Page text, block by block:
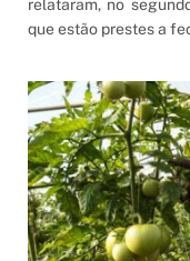
relataram, no
que estão prestes a